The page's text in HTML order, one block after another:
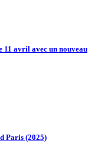
11 avril avec un nouveau
Paris (2025)